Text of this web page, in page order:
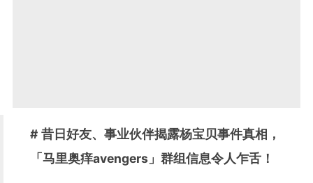
# 昔日好友、事业伙伴揭露杨宝贝事件真相，
「马里奥痒avengers」群组信息令人乍舌！